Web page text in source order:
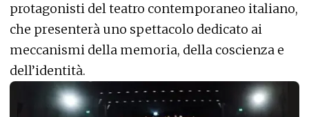
protagonisti del teatro contemporaneo italiano,
che presenterà uno spettacolo dedicato ai
meccanismi della memoria, della coscienza e
dell’identità.